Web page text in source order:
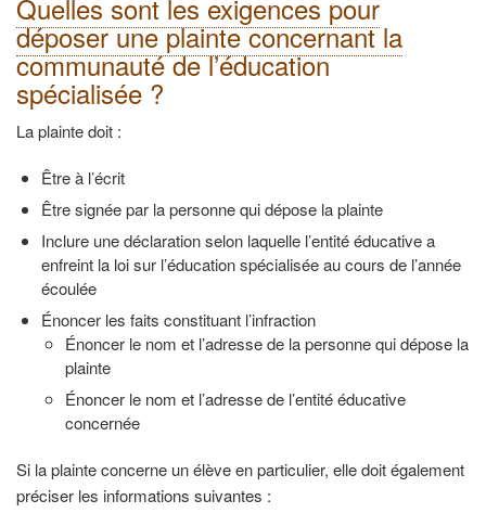
Quelles sont les exigences pour
déposer une plainte concernant la
communauté de l’éducation
spécialisée ?
La plainte doit :
Être à l’écrit
Être signée par la personne qui dépose la plainte
Inclure une déclaration selon laquelle l’entité éducative a
enfreint la loi sur l’éducation spécialisée au cours de l’année
écoulée
Énoncer les faits constituant l’infraction
Énoncer le nom et l’adresse de la personne qui dépose la
plainte
Énoncer le nom et l’adresse de l’entité éducative
concernée
Si la plainte concerne un élève en particulier, elle doit également
préciser les informations suivantes :